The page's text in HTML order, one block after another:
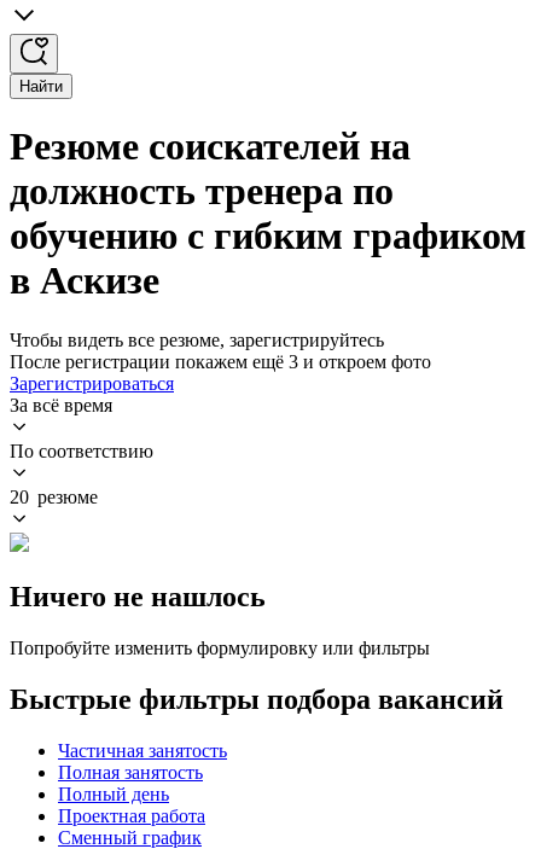
Найти
Резюме соискателей на
должность тренера по
обучению с гибким графиком
в Аскизе
Чтобы видеть все резюме, зарегистрируйтесь
После регистрации покажем ещё 3 и откроем фото
Зарегистрироваться
За всё время
По соответствию
20 резюме
Ничего не нашлось
Попробуйте изменить формулировку или фильтры
Быстрые фильтры подбора вакансий
Частичная занятость
Полная занятость
Полный день
Проектная работа
Сменный график